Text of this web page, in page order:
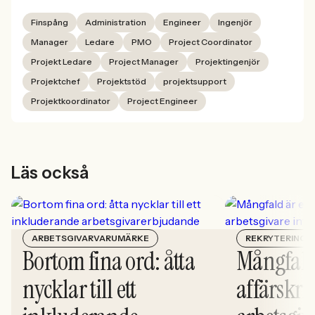
Finspång Administration Engineer
Ingenjör
Manager
Ledare PMO
Project Coordinator
Projekt Ledare
Project Manager
Projektingenjör
Projektchef
Projektstöd
projektsupport
Projektkoordinator
Project Engineer
Läs också
ARBETSGIVARVARUMÄRKE
Bortom fina ord: åtta
nycklar till ett
REKRYTERING